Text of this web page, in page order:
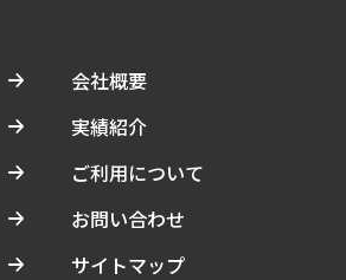
会社概要
実績紹介
ご利用について
お問い合わせ
サイトマップ